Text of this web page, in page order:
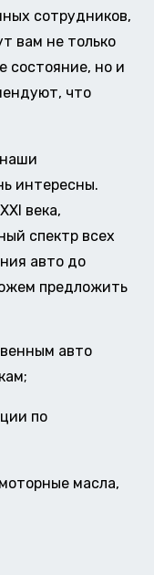
сотрудников,
вам не только
состояние, но и
что
интересны.
века,
спектр всех
авто до
предложить
авто
по
масла,